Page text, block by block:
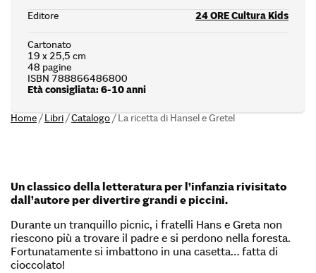
Editore
24 ORE Cultura Kids
Cartonato
19 x 25,5 cm
48 pagine
ISBN 788866486800
Età consigliata: 6-10 anni
Home/Libri/Catalogo/La ricetta di Hansel e Gretel
Un classico della letteratura per l’infanzia rivisitato
dall’autore per divertire grandi e piccini.
Durante un tranquillo picnic, i fratelli Hans e Greta non
riescono più a trovare il padre e si perdono nella foresta.
Fortunatamente si imbattono in una casetta… fatta di
cioccolato!